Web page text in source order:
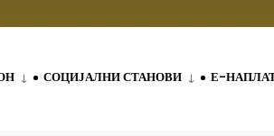
СОЦИЈАЛНИ СТАНОВИ Е-